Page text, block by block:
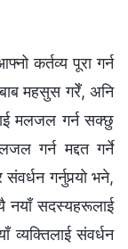
कर्तव्य पूरा गर्न
महसुस गरेँ, अनि
मलजल गर्न सक्छु
गर्न मद्दत गर्ने
गर्नुपर्‍यो भने,
नयाँ सदस्यहरूलाई
संवर्धन